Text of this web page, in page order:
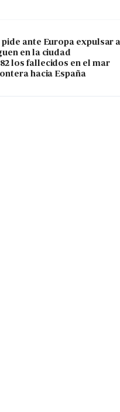
ante Europa expulsar
en la ciudad
los fallecidos en el mar
hacia España